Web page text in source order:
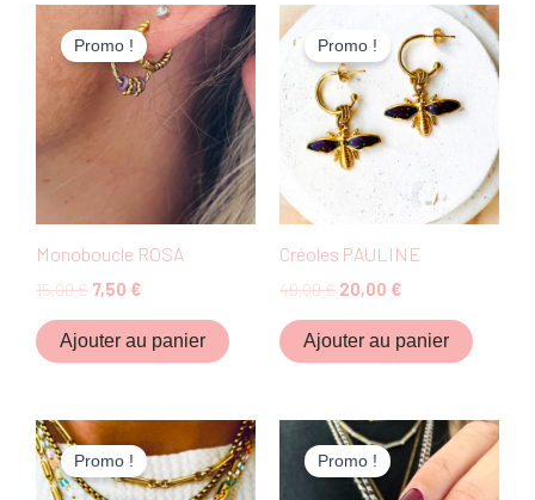
Promo !
Monoboucle ROSA
15,00€
prix
initial
était :
15,00 €.
7,50 €
Le
prix
actuel
est :
7,50 €.
Ajouter au panier
Promo !
Créoles PAULINE
40,00€
initial
était :
40,00 €.
20,00 €
prix
actuel
est :
20,00 €.
Ajouter au panier
Promo !
Le
prix
initial
était :
prix
actuel
est :
Promo !
Le
prix
initial
était :
Le
prix
actuel
est :